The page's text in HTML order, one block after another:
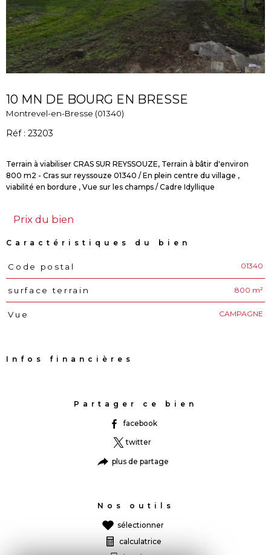
10 MN DE BOURG EN BRESSE
Montrevel-en-Bresse (01340)
Réf : 23203
Terrain à viabiliser CRAS SUR REYSSOUZE, Terrain à bâtir d'environ
800 m2 - Cras sur reyssouze 01340 / En plein centre du village ,
Prix du bien
Caractéristiques du bien
Caractéristiques Valeurs
Code postal 01340
surface terrain 800 m²
Vue CAMPAGNE
Infos financières
Partager ce bien
facebook
twitter
plus de partage
Nos outils
sélectionner
calculatrice